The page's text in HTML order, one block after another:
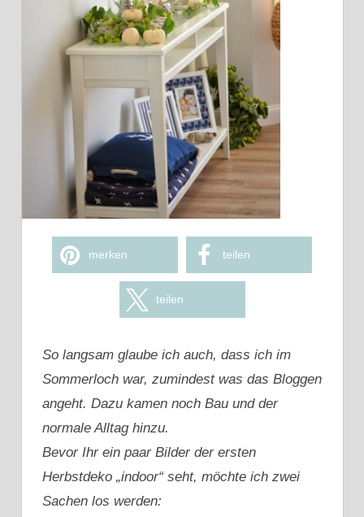
merken teilen
teilen
So langsam glaube ich auch, dass ich im
Sommerloch war, zumindest was das Bloggen
angeht. Dazu kamen noch Bau und der
normale Alltag hinzu.
Bevor Ihr ein paar Bilder der ersten
Herbstdeko „indoor“ seht, möchte ich zwei
Sachen los werden: